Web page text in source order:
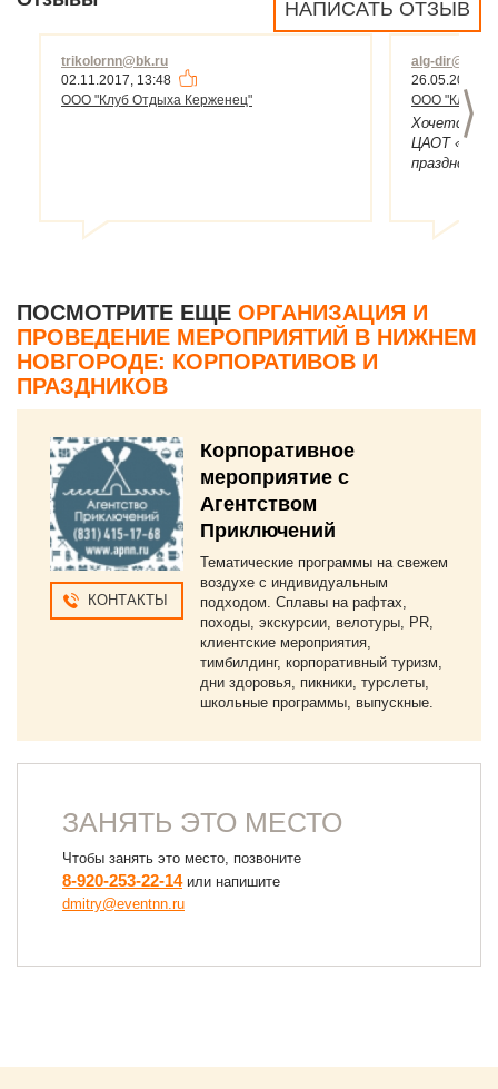
НАПИСАТЬ ОТЗЫВ
>
trikolornn@bk.ru
02.11.2017, 13:48
ООО "Клуб Отдыха Керженец"
alg-
26.05.2010,
ООО "Клуб
Хочется
ЦАОТ
и
богатстве
неизменно
тоже без
желаю Вам
директор
И.А.
ПОСМОТРИТЕ ЕЩЕ ОРГАНИЗАЦИЯ И
ПРОВЕДЕНИЕ МЕРОПРИЯТИЙ В НИЖНЕМ
НОВГОРОДЕ: КОРПОРАТИВОВ И
ПРАЗДНИКОВ
КОНТАКТЫ
Корпоративное
мероприятие с
Агентством
Приключений
Тематические программы на свежем
воздухе с индивидуальным
подходом. Сплавы на рафтах,
походы, экскурсии, велотуры, PR,
клиентские мероприятия,
тимбилдинг, корпоративный туризм,
дни здоровья, пикники, турслеты,
школьные программы, выпускные.
ЗАНЯТЬ ЭТО МЕСТО
Чтобы занять это место, позвоните
8-920-253-22-14или напишите
dmitry@eventnn.ru